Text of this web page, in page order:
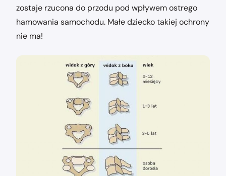
zostaje rzucona do przodu pod wpływem ostrego
hamowania samochodu. Małe dziecko takiej ochrony
nie ma!